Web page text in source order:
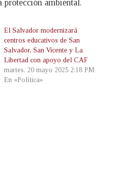
protección ambiental.
El Salvador modernizará
centros educativos de San
Salvador, San Vicente y La
Libertad con apoyo del CAF
martes, 20 mayo 2025 2:18 PM
En «Política»